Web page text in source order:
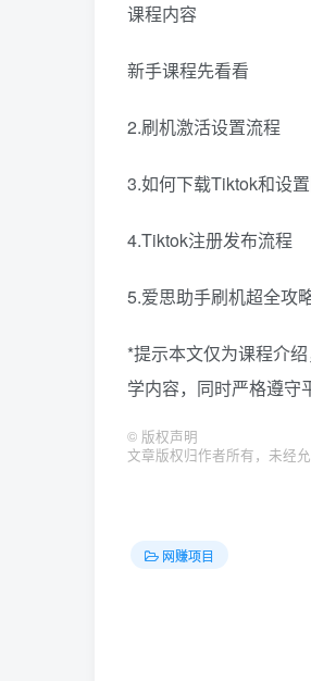
课程内容
新手课程先看看
2.刷机激活设置流程
3.如何下载Tiktok和设
4.Tiktok注册发布流程
5.爱思助手刷机超全攻
*提示本文仅为课程介
学内容，同时严格遵守
© 版权声明
文章版权归作者所有，未经允
网赚项目